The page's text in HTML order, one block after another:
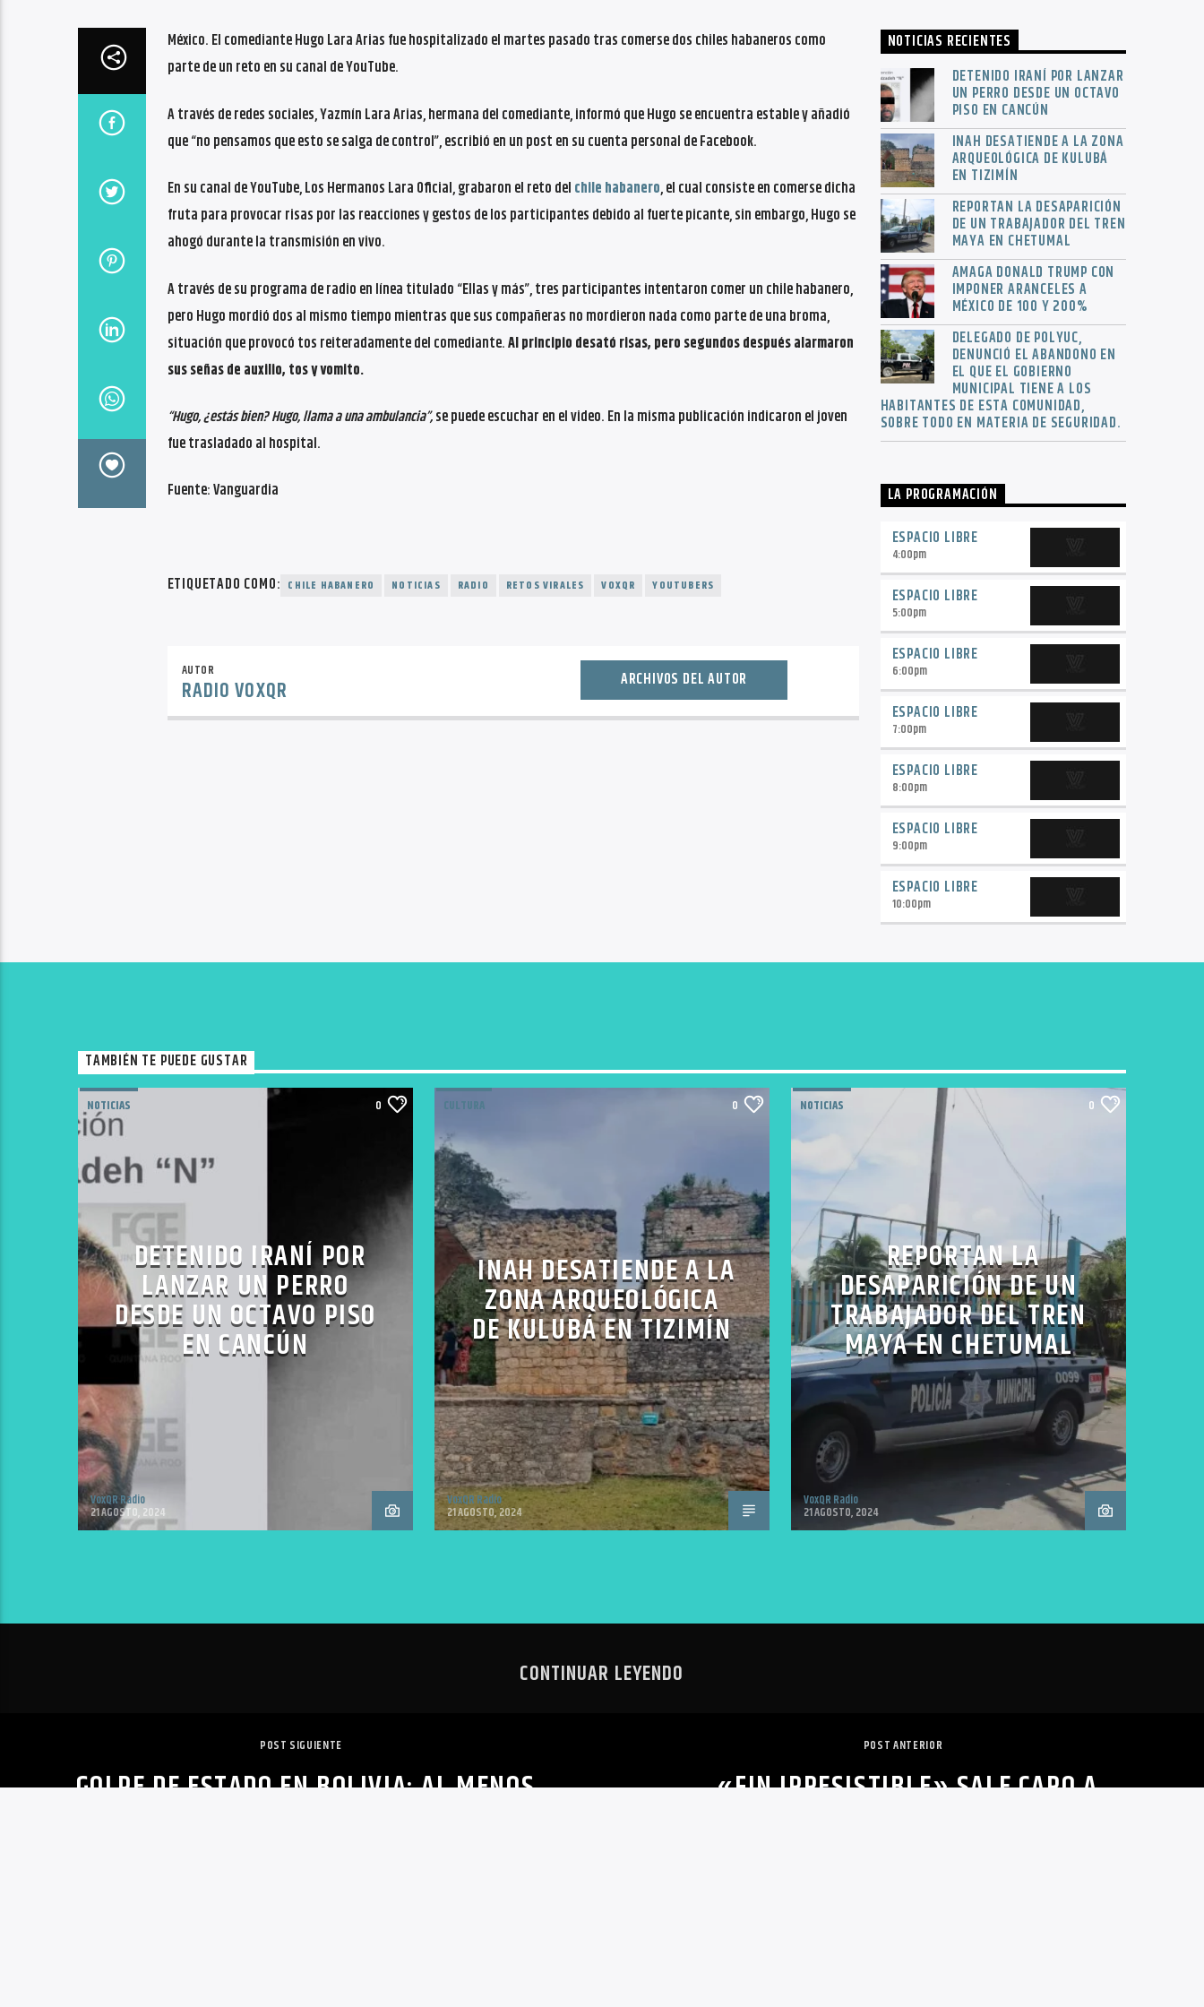
México. El comediante Hugo Lara Arias fue hospitalizado el martes pasado tras comerse dos chiles habaneros como
parte de un reto en su canal de YouTube.
A través de redes sociales, Yazmín Lara Arias, hermana del comediante, informó que Hugo se encuentra estable y añadió
que “no pensamos que esto se salga de control”, escribió en un post en su cuenta personal de Facebook.
En su canal de YouTube, Los Hermanos Lara Oficial, grabaron el reto del chile habanero, el cual consiste en comerse dicha
fruta para provocar risas por las reacciones y gestos de los participantes debido al fuerte picante, sin embargo, Hugo se
ahogó durante la transmisión en vivo.
A través de su programa de radio en línea titulado “Ellas y más”, tres participantes intentaron comer un chile habanero,
pero Hugo mordió dos al mismo tiempo mientras que sus compañeras no mordieron nada como parte de una broma,
situación que provocó tos reiteradamente del comediante.Al principio desató risas, pero segundos después alarmaron
sus señas de auxilio, tos y vomito.
“Hugo, ¿estás bien? Hugo, llama a una ambulancia”,se puede escuchar en el video. En la misma publicación indicaron el joven
fue trasladado al hospital.
Fuente: Vanguardia
ETIQUETADO COMO: CHILE HABANERO NOTICIAS RADIO RETOS VIRALES VOXQR YOUTUBERS
AUTOR
RADIO VOXQR ARCHIVOS DEL AUTOR
NOTICIAS RECIENTES
DETENIDO IRANÍ POR LANZAR
UN PERRO DESDE UN OCTAVO
PISO EN CANCÚN
INAH DESATIENDE A LA ZONA
ARQUEOLÓGICA DE KULUBÁ
EN TIZIMÍN
REPORTAN LA DESAPARICIÓN
DE UN TRABAJADOR DEL TREN
MAYA EN CHETUMAL
AMAGA DONALD TRUMP CON
IMPONER ARANCELES A
MÉXICO DE 100 Y 200%
DELEGADO DE POLYUC,
DENUNCIÓ EL ABANDONO EN
EL QUE EL GOBIERNO
MUNICIPAL TIENE A LOS
HABITANTES DE ESTA COMUNIDAD,
SOBRE TODO EN MATERIA DE SEGURIDAD.
LA PROGRAMACIÓN
ESPACIO LIBRE
4:00pm
ESPACIO LIBRE
5:00pm
ESPACIO LIBRE
6:00pm
ESPACIO LIBRE
7:00pm
ESPACIO LIBRE
8:00pm
ESPACIO LIBRE
9:00pm
ESPACIO LIBRE
10:00pm
TAMBIÉN TE PUEDE GUSTAR
NOTICIAS 0
DETENIDO IRANÍ POR
LANZAR UN PERRO
DESDE UN OCTAVO PISO
EN CANCÚN
VoxQR Radio
21 AGOSTO, 2024
CULTURA 0
INAH DESATIENDE A LA
ZONA ARQUEOLÓGICA
DE KULUBÁ EN TIZIMÍN
VoxQR Radio
21 AGOSTO, 2024
NOTICIAS 0
REPORTAN LA
DESAPARICIÓN DE UN
TRABAJADOR DEL TREN
MAYA EN CHETUMAL
VoxQR Radio
21 AGOSTO, 2024
CONTINUAR LEYENDO
POST SIGUIENTE
GOLPE DE ESTADO EN BOLIVIA: AL MENOS
POST ANTERIOR
«FIN IRRESISTIBLE» SALE CARO A